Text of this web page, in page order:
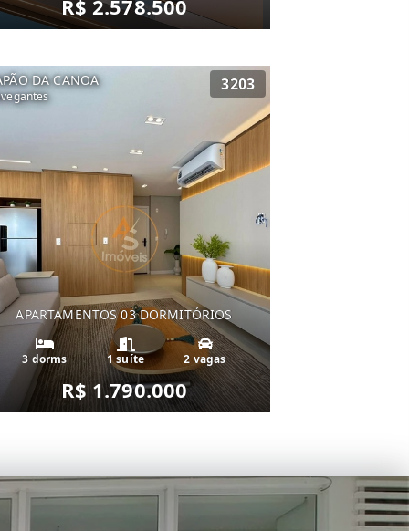
R$ 2.578.500
DA CANOA 3203
APARTAMENTOS 03 DORMITÓRIOS
3 dorms 1 suíte 2 vagas
R$ 1.790.000